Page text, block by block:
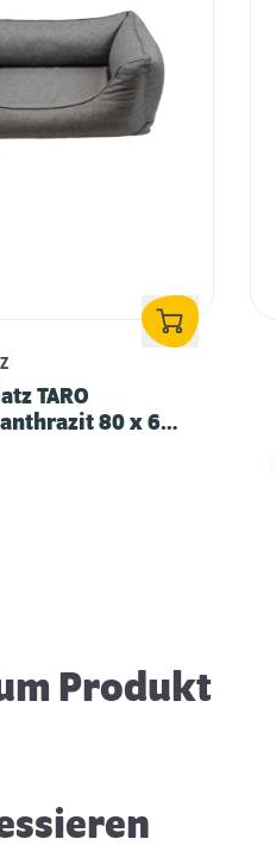
TARO
80 x 60
Produkt